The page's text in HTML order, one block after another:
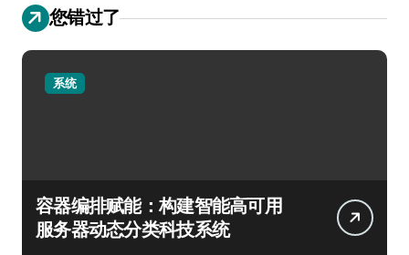
您错过了
系统
容器编排赋能：构建智能高可用
服务器动态分类科技系统